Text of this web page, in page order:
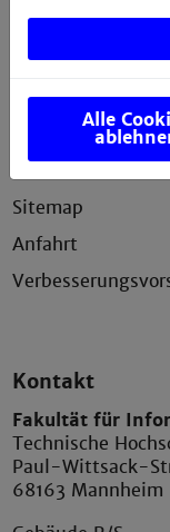
Impressum
Erklärung zur
Sitemap
Anfahrt
Kontakt
Fakultät für
Technische
Paul-Wittsack-
68163 Mannheim
Alle